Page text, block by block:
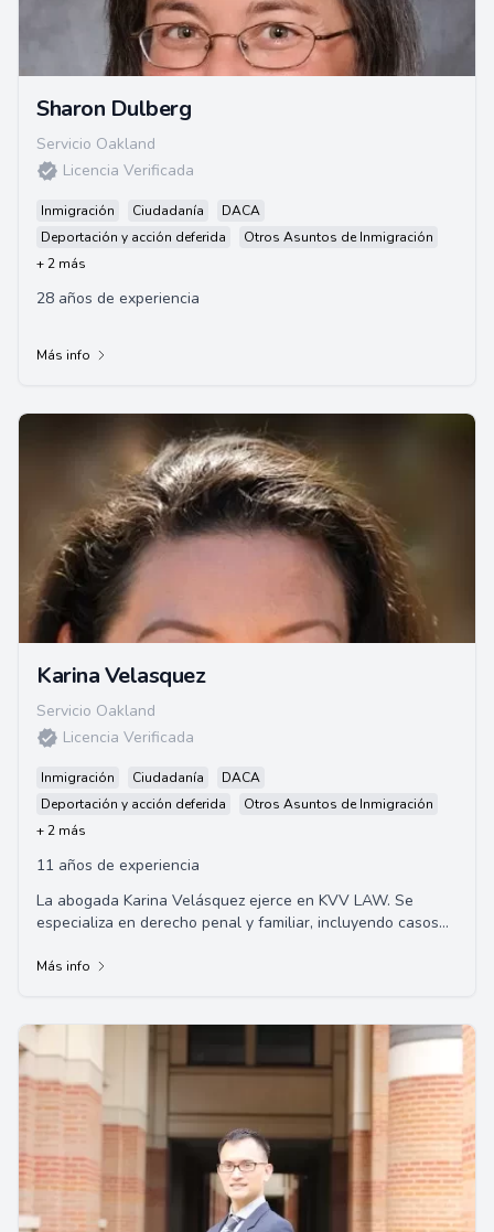
Sharon Dulberg
Servicio Oakland
Licencia Verificada
Inmigración Ciudadanía
DACA
Deportación y acción deferida
Otros Asuntos de Inmigración
+ 2 más
28 años de experiencia
Más info
Karina Velasquez
Servicio Oakland
Licencia Verificada
Inmigración Ciudadanía
DACA
Deportación y acción deferida
Otros Asuntos de Inmigración
+ 2 más
11 años de experiencia
La abogada Karina Velásquez ejerce en KVV LAW. Se
especializa en derecho penal y familiar, incluyendo casos
Más info